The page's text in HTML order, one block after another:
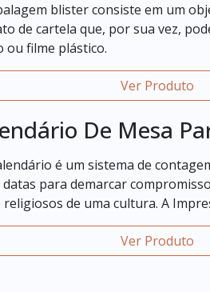
blister consiste em um
de cartela que, por sua vez,
ou filme plástico.
Ver Produto
De Mesa
é um sistema de
datas para demarcar
religiosos de uma cultura. A
diversas formas de
Ver Produto